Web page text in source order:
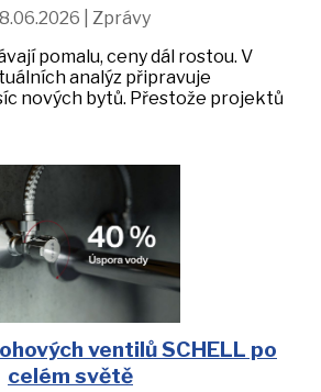
| Zprávy
pomalu, ceny dál rostou. V
analýz připravuje
nových bytů. Přestože projektů
ventilů SCHELL po
celém světě